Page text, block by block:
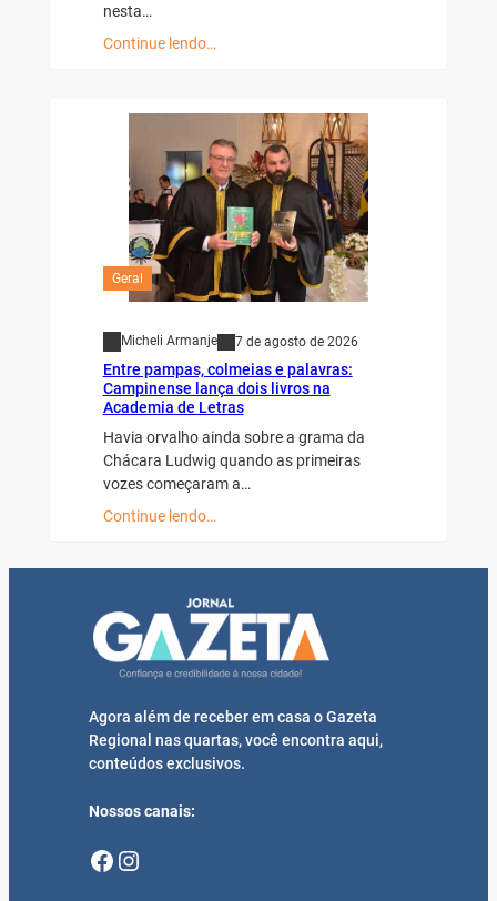
nesta…
Continue lendo…
Geral
Micheli Armanje 7 de agosto de 2026
Entre pampas, colmeias e palavras:
Campinense lança dois livros na
Academia de Letras
Havia orvalho ainda sobre a grama da
Chácara Ludwig quando as primeiras
vozes começaram a…
Continue lendo…
Agora além de receber em casa o Gazeta
Regional nas quartas, você encontra aqui,
conteúdos exclusivos.
Nossos canais:
Facebook Instagram